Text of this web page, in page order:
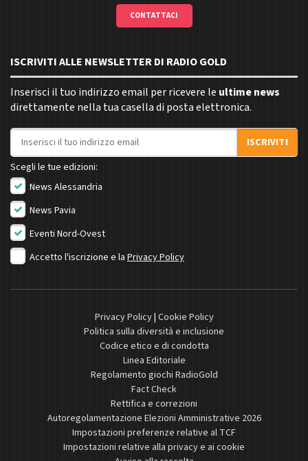
CONTATTACI
ISCRIVITI ALLE NEWSLETTER DI RADIO GOLD
Inserisci il tuo indirizzo email per ricevere le ultime news
direttamente nella tua casella di posta elettronica.
Indirizzo email
ISCRIVITI
Scegli le tue edizioni:
News Alessandria
News Pavia
Eventi Nord-Ovest
Accetto l'iscrizione e la Privacy Policy
Privacy Policy| Cookie Policy
Politica sulla diversità e inclusione
Codice etico e di condotta
Linea Editoriale
Regolamento giochi RadioGold
Fact Check
Rettifica e correzioni
Autoregolamentazione Elezioni Amministrative 2026
Impostazioni preferenze relative al TCF
Impostazioni relative alla privacy e ai cookie